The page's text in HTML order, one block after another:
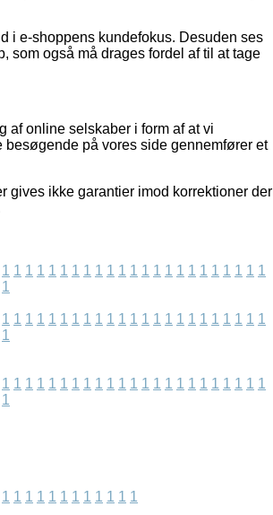
i e-shoppens kundefokus. Desuden ses
som også må drages fordel af til at tage
af online selskaber i form af at vi
på vores side gennemfører et
gives ikke garantier imod korrektioner der
1 1 1 1 1 1 1 1 1 1 1 1 1 1 1 1 1 1 1 1 1 1 1
1
1 1 1 1 1 1 1 1 1 1 1 1 1 1 1 1 1 1 1 1 1 1 1
1
1 1 1 1 1 1 1 1 1 1 1 1 1 1 1 1 1 1 1 1 1 1 1
1
1 1 1 1 1 1 1 1 1 1 1 1